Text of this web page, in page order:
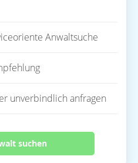
Anwaltsuche
unverbindlich anfragen
suchen